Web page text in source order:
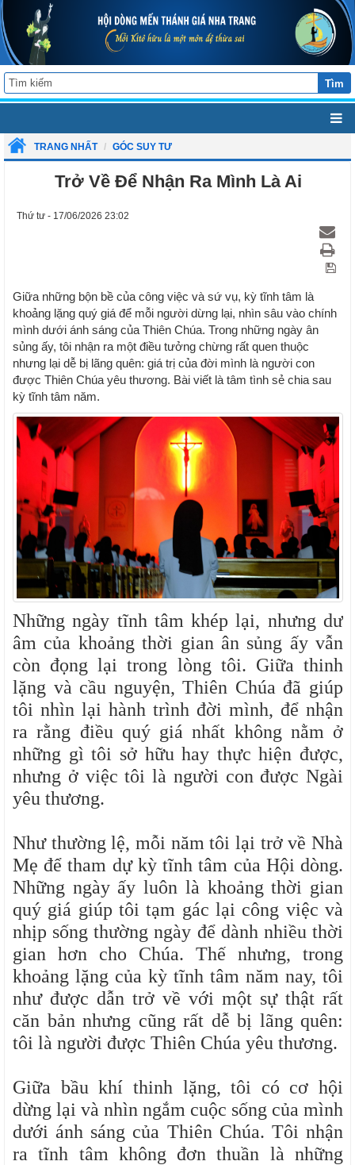
Tìm
TRANG NHẤT GÓC SUY TƯ
Trở Về Để Nhận Ra Mình Là Ai
Thứ tư - 17/06/2026 23:02
Giữa những bộn bề của công việc và sứ vụ, kỳ tĩnh tâm là
khoảng lặng quý giá để mỗi người dừng lại, nhìn sâu vào chính
mình dưới ánh sáng của Thiên Chúa. Trong những ngày ân
sủng ấy, tôi nhận ra một điều tưởng chừng rất quen thuộc
nhưng lại dễ bị lãng quên: giá trị của đời mình là người con
được Thiên Chúa yêu thương. Bài viết là tâm tình sẻ chia sau
kỳ tĩnh tâm năm.
Những ngày tĩnh tâm khép lại, nhưng dư
âm của khoảng thời gian ân sủng ấy vẫn
còn đọng lại trong lòng tôi. Giữa thinh
lặng và cầu nguyện, Thiên Chúa đã giúp
tôi nhìn lại hành trình đời mình, để nhận
ra rằng điều quý giá nhất không nằm ở
những gì tôi sở hữu hay thực hiện được,
nhưng ở việc tôi là người con được Ngài
yêu thương.
Như thường lệ, mỗi năm tôi lại trở về Nhà
Mẹ để tham dự kỳ tĩnh tâm của Hội dòng.
Những ngày ấy luôn là khoảng thời gian
quý giá giúp tôi tạm gác lại công việc và
nhịp sống thường ngày để dành nhiều thời
gian hơn cho Chúa. Thế nhưng, trong
khoảng lặng của kỳ tĩnh tâm năm nay, tôi
như được dẫn trở về với một sự thật rất
căn bản nhưng cũng rất dễ bị lãng quên:
tôi là người được Thiên Chúa yêu thương.
Giữa bầu khí thinh lặng, tôi có cơ hội
dừng lại và nhìn ngắm cuộc sống của mình
dưới ánh sáng của Thiên Chúa. Tôi nhận
ra tĩnh tâm không đơn thuần là những